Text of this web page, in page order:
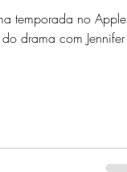
temporada no Apple
drama com Jennifer